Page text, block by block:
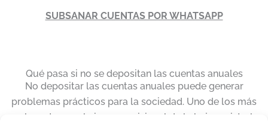
SUBSANAR CUENTAS POR WHATSAPP
Qué pasa si no se depositan las cuentas anuales
No depositar las cuentas anuales puede generar
problemas prácticos para la sociedad. Uno de los más
relevantes es el cierre provisional de la hoja registral